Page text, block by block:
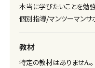
本当に学びたいことを勉
個別指導/マンツーマンサ
教材
特定の教材はありません。